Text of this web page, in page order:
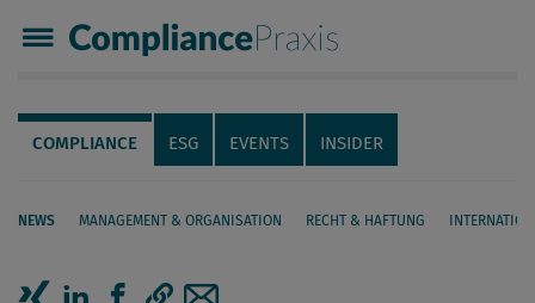
Compliance Praxis
Servicenavigation
Navigation
COMPLIANCE ESG EVENTS INSIDER
NEWS MANAGEMENT & ORGANISATION RECHT & HAFTUNG
Seiteninhalt